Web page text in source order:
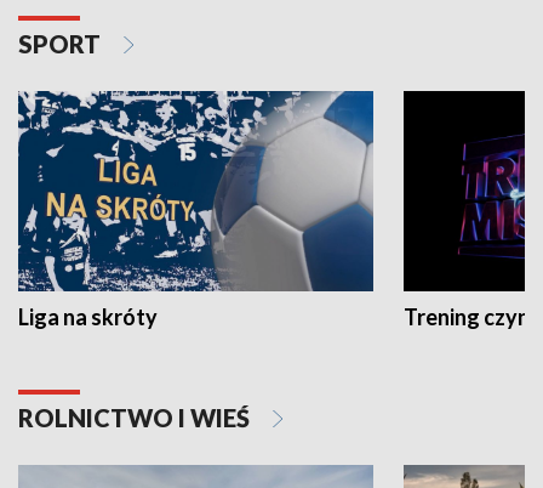
SPORT
Liga na skróty Trening czyni
ROLNICTWO I WIEŚ